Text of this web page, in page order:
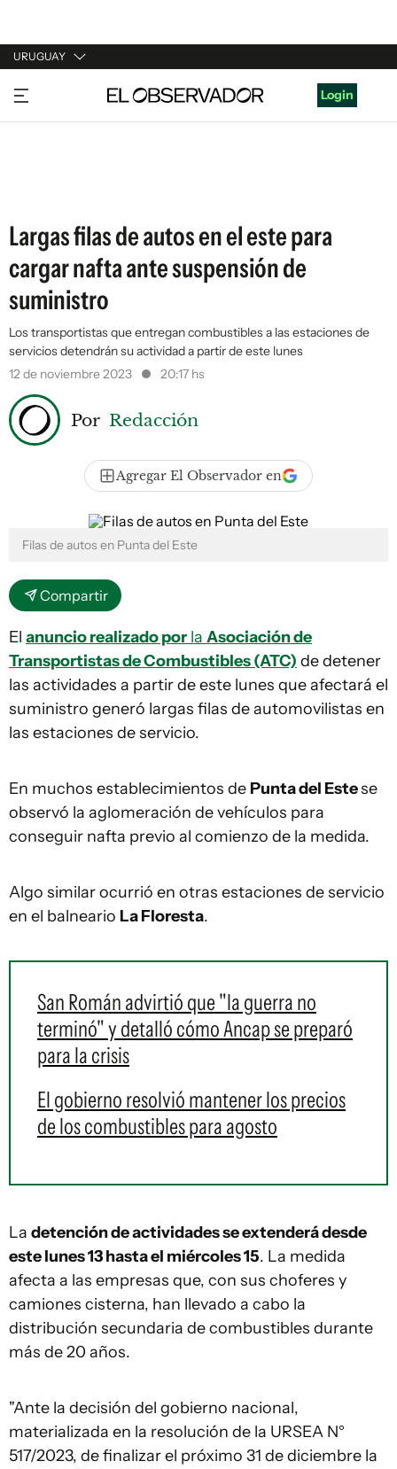
URUGUAY
URUGUAY
ARGENTINA
Login
Largas filas de autos en el este para
cargar nafta ante suspensión de
suministro
Los transportistas que entregan combustibles a las estaciones de
servicios detendrán su actividad a partir de este lunes
12 de noviembre 2023
20:17 hs
Por Redacción
Agregar El Observador en
Filas de autos en Punta del Este
Compartir
El anuncio realizado por la Asociación de
Transportistas de Combustibles (ATC) de detener
las actividades a partir de este lunes que afectará el
suministro generó largas filas de automovilistas en
las estaciones de servicio.
En muchos establecimientos de Punta del Estese
observó la aglomeración de vehículos para
conseguir nafta previo al comienzo de la medida.
Algo similar ocurrió en otras estaciones de servicio
en el balneario La Floresta.
San Román advirtió que "la guerra no
terminó" y detalló cómo Ancap se preparó
para la crisis
El gobierno resolvió mantener los precios
de los combustibles para agosto
La detención de actividades se extenderá desde
este lunes 13 hasta el miércoles 15. La medida
afecta a las empresas que, con sus choferes y
camiones cisterna, han llevado a cabo la
distribución secundaria de combustibles durante
más de 20 años.
"Ante la decisión del gobierno nacional,
materializada en la resolución de la URSEA N°
517/2023, de finalizar el próximo 31 de diciembre la